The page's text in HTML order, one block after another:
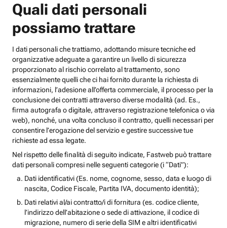
Quali dati personali
possiamo trattare
I dati personali che trattiamo, adottando misure tecniche ed
organizzative adeguate a garantire un livello di sicurezza
proporzionato al rischio correlato al trattamento, sono
essenzialmente quelli che ci hai fornito durante la richiesta di
informazioni, l’adesione all’offerta commerciale, il processo per la
conclusione dei contratti attraverso diverse modalità (ad. Es.,
firma autografa o digitale, attraverso registrazione telefonica o via
web), nonché, una volta concluso il contratto, quelli necessari per
consentire l’erogazione del servizio e gestire successive tue
richieste ad essa legate.
Nel rispetto delle finalità di seguito indicate, Fastweb può trattare
dati personali compresi nelle seguenti categorie (i “Dati”):
Dati identificativi (Es. nome, cognome, sesso, data e luogo di
nascita, Codice Fiscale, Partita IVA, documento identità);
Dati relativi al/ai contratto/i di fornitura (es. codice cliente,
l’indirizzo dell’abitazione o sede di attivazione, il codice di
migrazione, numero di serie della SIM e altri identificativi